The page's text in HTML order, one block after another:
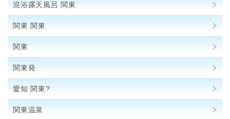
混浴露天風呂 関東
関東 関東
関東
関東発
愛知 関東?
関東温泉